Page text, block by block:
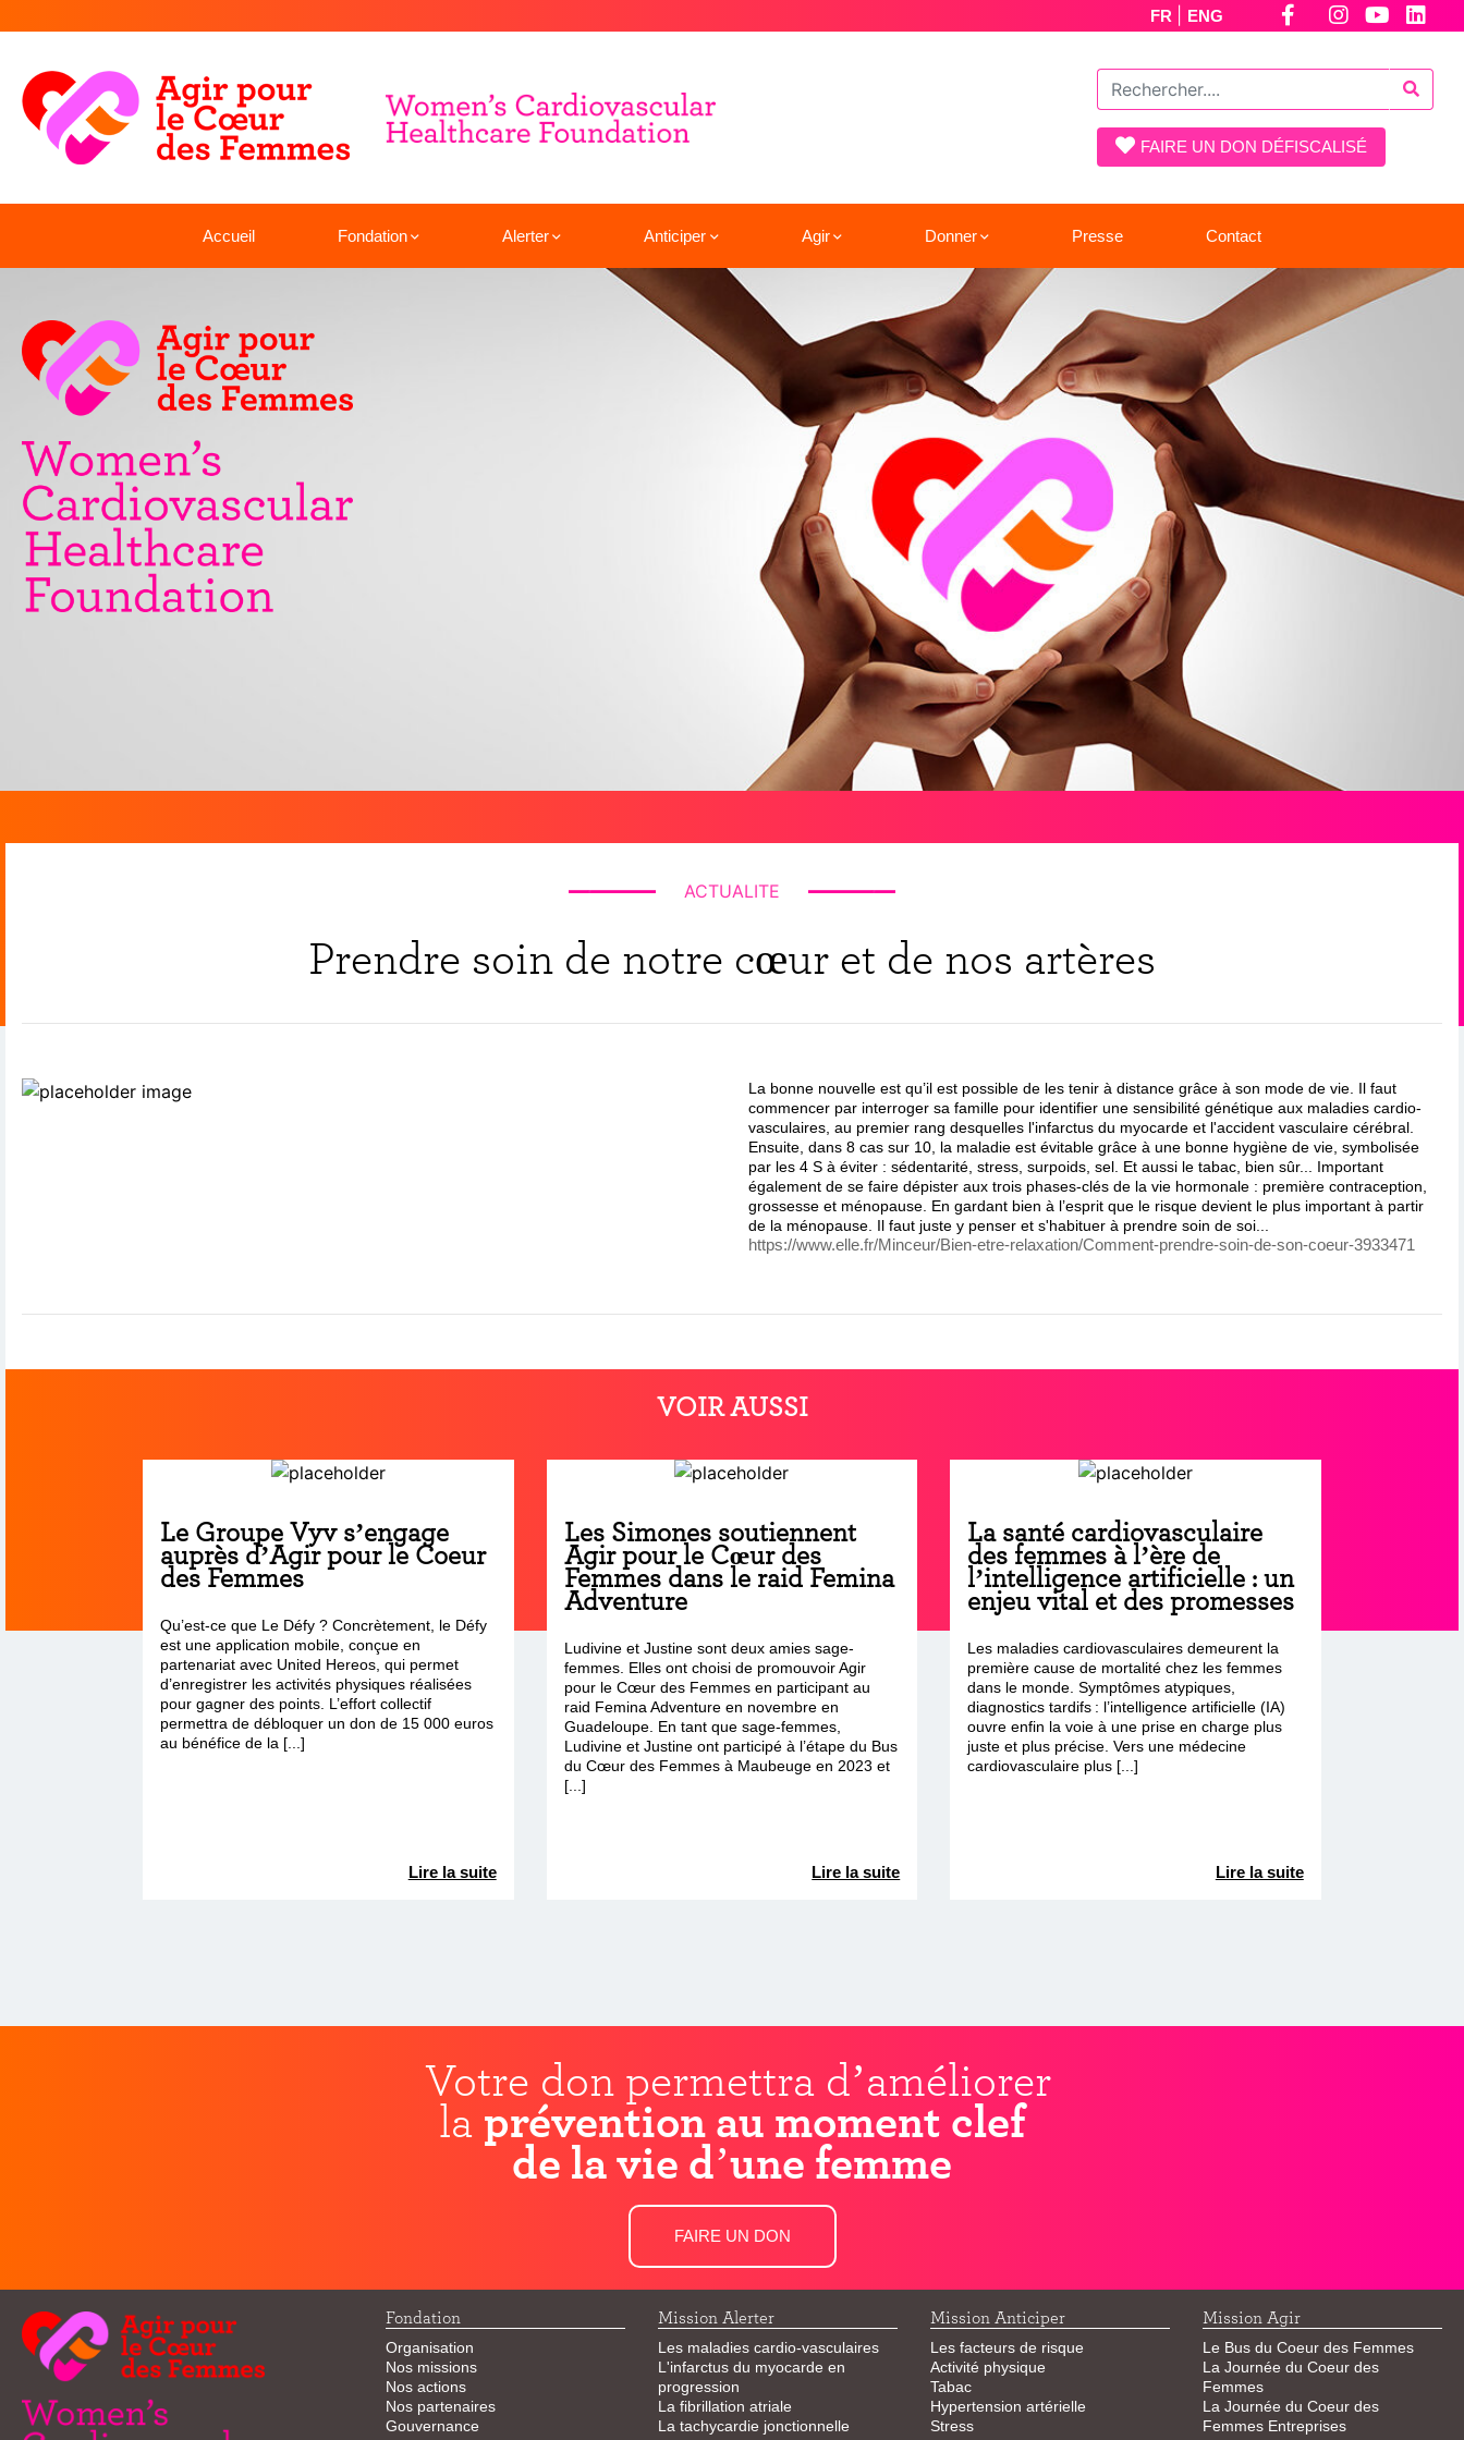
FR ENG
FAIRE UN DON DÉFISCALISÉ
Accueil Fondation Alerter Anticiper Agir Donner Presse Contact
ACTUALITE
Prendre soin de notre cœur et de nos artères
La bonne nouvelle est qu’il est possible de les tenir à distance grâce à son mode de vie. Il faut
commencer par interroger sa famille pour identifier une sensibilité génétique aux maladies cardio-
vasculaires, au premier rang desquelles l'infarctus du myocarde et l'accident vasculaire cérébral.
Ensuite, dans 8 cas sur 10, la maladie est évitable grâce à une bonne hygiène de vie, symbolisée
par les 4 S à éviter : sédentarité, stress, surpoids, sel. Et aussi le tabac, bien sûr... Important
également de se faire dépister aux trois phases-clés de la vie hormonale : première contraception,
grossesse et ménopause. En gardant bien à l’esprit que le risque devient le plus important à partir
de la ménopause. Il faut juste y penser et s'habituer à prendre soin de soi...
https://www.elle.fr/Minceur/Bien-etre-relaxation/Comment-prendre-soin-de-son-coeur-3933471
VOIR AUSSI
Le Groupe Vyv s’engage
auprès d’Agir pour le Coeur
des Femmes
Qu’est-ce que Le Défy ? Concrètement, le Défy
est une application mobile, conçue en
partenariat avec United Hereos, qui permet
d’enregistrer les activités physiques réalisées
pour gagner des points. L’effort collectif
permettra de débloquer un don de 15 000 euros
au bénéfice de la [...]
Lire la suite
Les Simones soutiennent
Agir pour le Cœur des
Femmes dans le raid Femina
Adventure
Ludivine et Justine sont deux amies sage-
femmes. Elles ont choisi de promouvoir Agir
pour le Cœur des Femmes en participant au
raid Femina Adventure en novembre en
Guadeloupe. En tant que sage-femmes,
Ludivine et Justine ont participé à l’étape du Bus
du Cœur des Femmes à Maubeuge en 2023 et
[...]
Lire la suite
La santé cardiovasculaire
des femmes à l’ère de
l’intelligence artificielle : un
enjeu vital et des promesses
Les maladies cardiovasculaires demeurent la
première cause de mortalité chez les femmes
dans le monde. Symptômes atypiques,
diagnostics tardifs : l’intelligence artificielle (IA)
ouvre enfin la voie à une prise en charge plus
juste et plus précise. Vers une médecine
cardiovasculaire plus [...]
Lire la suite
Votre don permettra d’améliorer
la prévention au moment clef
de la vie d’une femme
FAIRE UN DON
Fondation
Organisation
Nos missions
Nos actions
Nos partenaires
Gouvernance
Mission Alerter
Les maladies cardio-vasculaires
L'infarctus du myocarde en
progression
La fibrillation atriale
La tachycardie jonctionnelle
Mission Anticiper
Les facteurs de risque
Activité physique
Tabac
Hypertension artérielle
Stress
Mission Agir
Le Bus du Coeur des Femmes
La Journée du Coeur des
Femmes
La Journée du Coeur des
Femmes Entreprises